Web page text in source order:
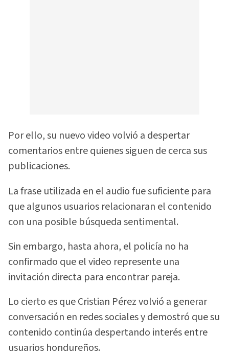
Por ello, su nuevo video volvió a despertar
comentarios entre quienes siguen de cerca sus
publicaciones.
La frase utilizada en el audio fue suficiente para
que algunos usuarios relacionaran el contenido
con una posible búsqueda sentimental.
Sin embargo, hasta ahora, el policía no ha
confirmado que el video represente una
invitación directa para encontrar pareja.
Lo cierto es que Cristian Pérez volvió a generar
conversación en redes sociales y demostró que su
contenido continúa despertando interés entre
usuarios hondureños.